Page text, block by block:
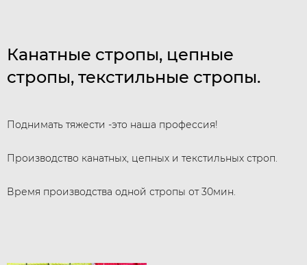
Канатные стропы, цепные
стропы, текстильные стропы.
Поднимать тяжести -это наша профессия!
Производство канатных, цепных и текстильных строп.
Время производства одной стропы от 30мин.